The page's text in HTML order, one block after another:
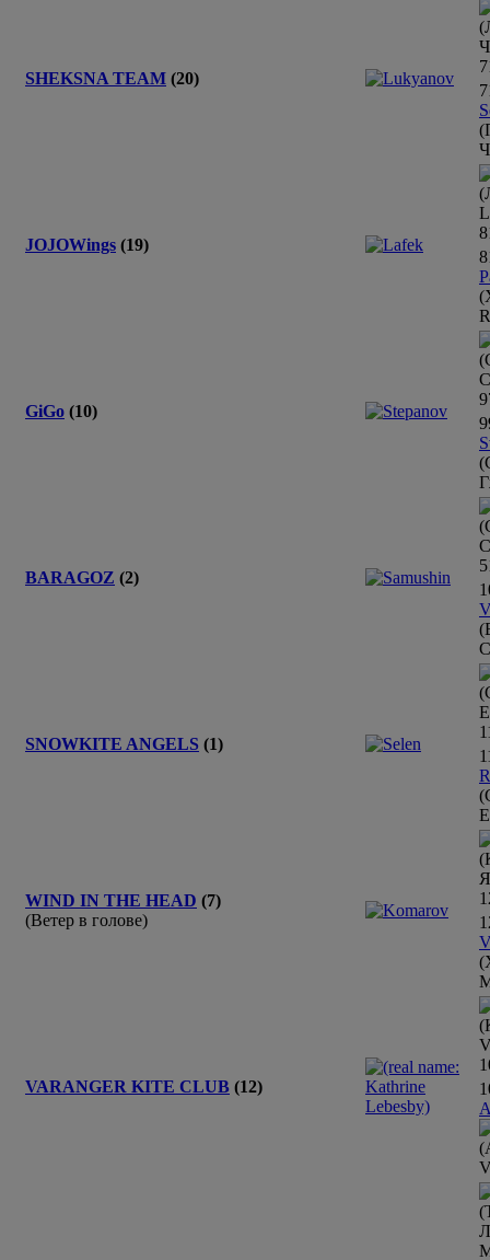
SHEKSNA TEAM (20)
7
7
JOJOWings (19)
8
8
GiGo (10)
9
9
BARAGOZ (2)
5
SNOWKITE ANGELS (1)
WIND IN THE HEAD (7)
(Ветер в голове)
VARANGER KITE CLUB (12)